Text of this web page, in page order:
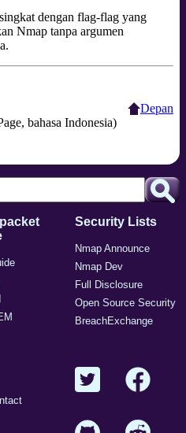
dengan flag-flag yang
Nmap tanpa argumen
bahasa Indonesia)
Depan
Security Lists
Nmap Announce
Nmap Dev
Full Disclosure
Open Source Security
BreachExchange